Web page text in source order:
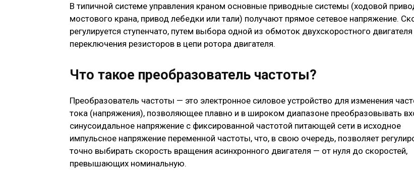
В типичной системе управления краном основные приводные системы (ходовой
мостового крана, привод лебедки или тали) получают прямое сетевое напряжение.
регулируется ступенчато, путем выбора одной из обмоток двухскоростного двигателя
переключения резисторов в цепи ротора двигателя.
Что такое преобразователь частоты?
Преобразователь частоты — это электронное силовое устройство для изменения
тока (напряжения), позволяющее плавно и в широком диапазоне преобразовывать
синусоидальное напряжение с фиксированной частотой питающей сети в исходное
импульсное напряжение переменной частоты, что, в свою очередь, позволяет
точно выбирать скорость вращения асинхронного двигателя — от нуля до скоростей,
превышающих номинальную.